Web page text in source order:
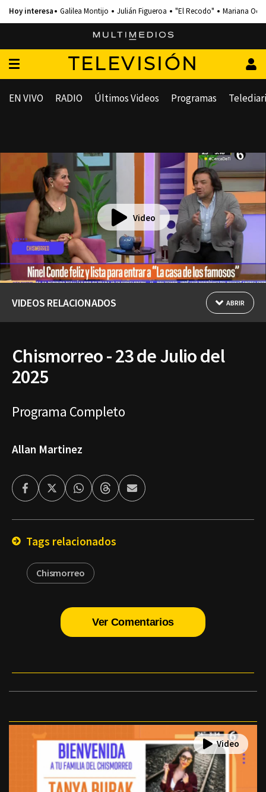
Galilea Montijo Julián Figueroa "El Recodo" Mariana
TELEVISIÓN
EN VIVO RADIO Últimos Videos Programas
Video
VIDEOS RELACIONADOS ABRIR
Chismorreo - 23 de Julio del
2025
Programa Completo
Allan Martinez
FacebookTwitterWhatsappThreadsEnviar
por
Tags relacionados
Chismorreo
Ver Comentarios